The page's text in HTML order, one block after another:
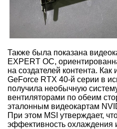
Также была показана
EXPERT OC,
на создателей контента.
GeForce RTX 40-й серии в
получила необычную
вентиляторами по обеим
эталонным видеокартам
При этом MSI утверждает,
эффективность охлаждения